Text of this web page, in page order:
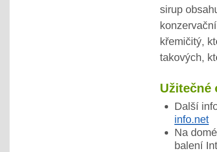
sirup
křemičitý,
takových,
Užitečné
Další
info.net
Na
balení